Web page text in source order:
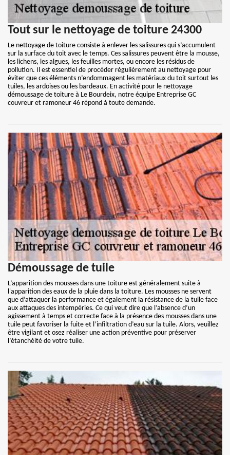
Tout sur le nettoyage de toiture 24300
Le nettoyage de toiture consiste à enlever les salissures qui s’accumulent
sur la surface du toit avec le temps. Ces salissures peuvent être la mousse,
les lichens, les algues, les feuilles mortes, ou encore les résidus de
pollution. Il est essentiel de procéder régulièrement au nettoyage pour
éviter que ces éléments n’endommagent les matériaux du toit surtout les
tuiles, les ardoises ou les bardeaux. En activité pour le nettoyage
démoussage de toiture à Le Bourdeix, notre équipe Entreprise GC
couvreur et ramoneur 46 répond à toute demande.
Démoussage de tuile
L’apparition des mousses dans une toiture est généralement suite à
l'apparition des eaux de la pluie dans la toiture. Les mousses ne servent
que d’attaquer la performance et également la résistance de la tuile face
aux attaques des intempéries. Ce qui veut dire que l’absence d’un
agissement à temps et correcte face à la présence des mousses dans une
tuile peut favoriser la fuite et l’infiltration d’eau sur la tuile. Alors, veuillez
être vigilant et osez réaliser une action préventive pour préserver
l’étanchéité de votre tuile.